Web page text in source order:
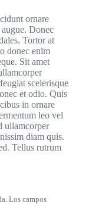
ornare
augue. Donec
Tortor at
donec enim
Sit amet
scelerisque
et odio. Quis
in ornare
leo vel
ullamcorper
diam quis.
Tellus rutrum
Los campos